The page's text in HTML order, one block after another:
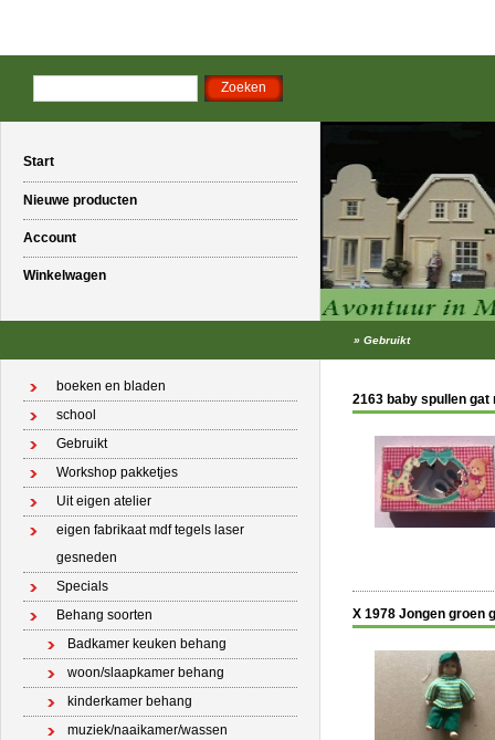
Start
Nieuwe producten
Account
Winkelwagen
» Gebruikt
boeken en bladen
school
Gebruikt
Workshop pakketjes
Uit eigen atelier
eigen fabrikaat mdf tegels laser
gesneden
Specials
Behang soorten
Badkamer keuken behang
woon/slaapkamer behang
kinderkamer behang
muziek/naaikamer/wassen
2163 baby spullen gat
X 1978 Jongen groen